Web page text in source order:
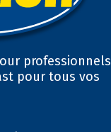
professionnels
pour tous vos